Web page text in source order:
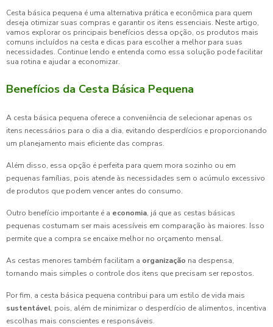
Cesta básica pequena é uma alternativa prática e econômica para quem
deseja otimizar suas compras e garantir os itens essenciais. Neste artigo,
vamos explorar os principais benefícios dessa opção, os produtos mais
comuns incluídos na cesta e dicas para escolher a melhor para suas
necessidades. Continue lendo e entenda como essa solução pode facilitar
sua rotina e ajudar a economizar.
Benefícios da Cesta Básica Pequena
A cesta básica pequena oferece a conveniência de selecionar apenas os
itens necessários para o dia a dia, evitando desperdícios e proporcionando
um planejamento mais eficiente das compras.
Além disso, essa opção é perfeita para quem mora sozinho ou em
pequenas famílias, pois atende às necessidades sem o acúmulo excessivo
de produtos que podem vencer antes do consumo.
Outro benefício importante é a economia, já que as cestas básicas
pequenas costumam ser mais acessíveis em comparação às maiores. Isso
permite que a compra se encaixe melhor no orçamento mensal.
As cestas menores também facilitam a organização na despensa,
tornando mais simples o controle dos itens que precisam ser repostos.
Por fim, a cesta básica pequena contribui para um estilo de vida mais
sustentável, pois, além de minimizar o desperdício de alimentos, incentiva
escolhas mais conscientes e responsáveis.